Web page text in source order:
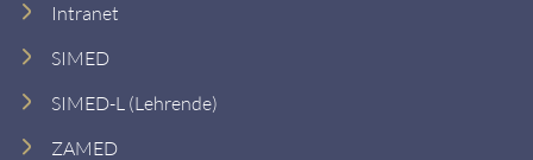
Intranet
SIMED
SIMED-L (Lehrende)
ZAMED